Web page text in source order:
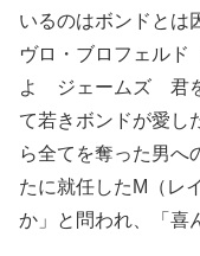
いるのはボンドとは
ヴロ・ブロフェルド
よ ジェームズ 君を
て若きボンドが愛し
ら全てを奪った男へ
たに就任したM（レ
か」と問われ、「喜